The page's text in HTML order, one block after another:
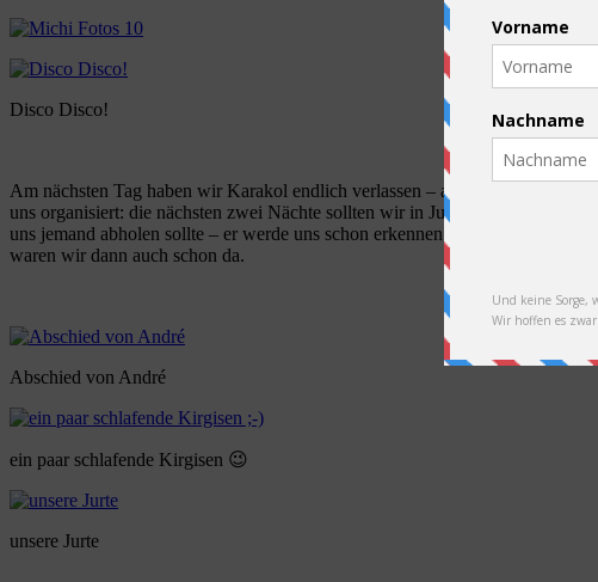
Disco Disco!
Am nächsten Tag haben wir Karakol endlich verlassen – aufgrund der
uns organisiert: die nächsten zwei Nächte sollten wir in Jurten in einer
uns jemand abholen sollte – er werde uns schon erkennen. Und tatsächlich
waren wir dann auch schon da.
Abschied von André
ein paar schlafende Kirgisen 😉
unsere Jurte